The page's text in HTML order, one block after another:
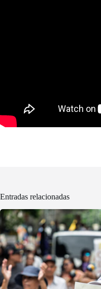
Entradas relacionadas